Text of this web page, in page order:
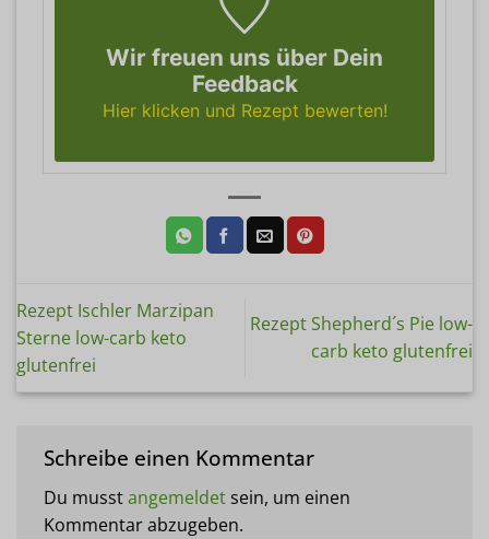
Wir freuen uns über Dein
Feedback
Hier klicken und Rezept bewerten!
Rezept Ischler Marzipan
Sterne low-carb keto
glutenfrei
Rezept Shepherd´s Pie low-
carb keto glutenfrei
Schreibe einen Kommentar
Du musstangemeldetsein, um einen
Kommentar abzugeben.